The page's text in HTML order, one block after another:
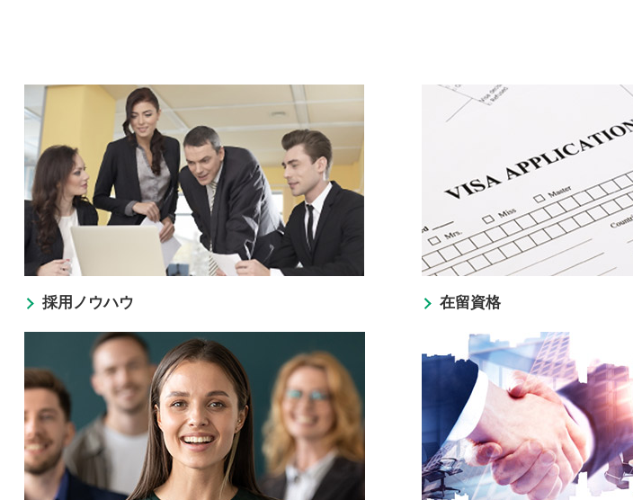
採用ノウハウ 在留資格